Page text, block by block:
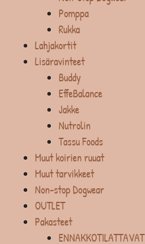
Pomppa
Rukka
Lahjakortit
Lisäravinteet
Buddy
EffeBalance
Jakke
Nutrolin
Tassu Foods
Muut koirien ruuat
Muut tarvikkeet
Non-stop Dogwear
OUTLET
Pakasteet
ENNAKKOTILATTAVAT